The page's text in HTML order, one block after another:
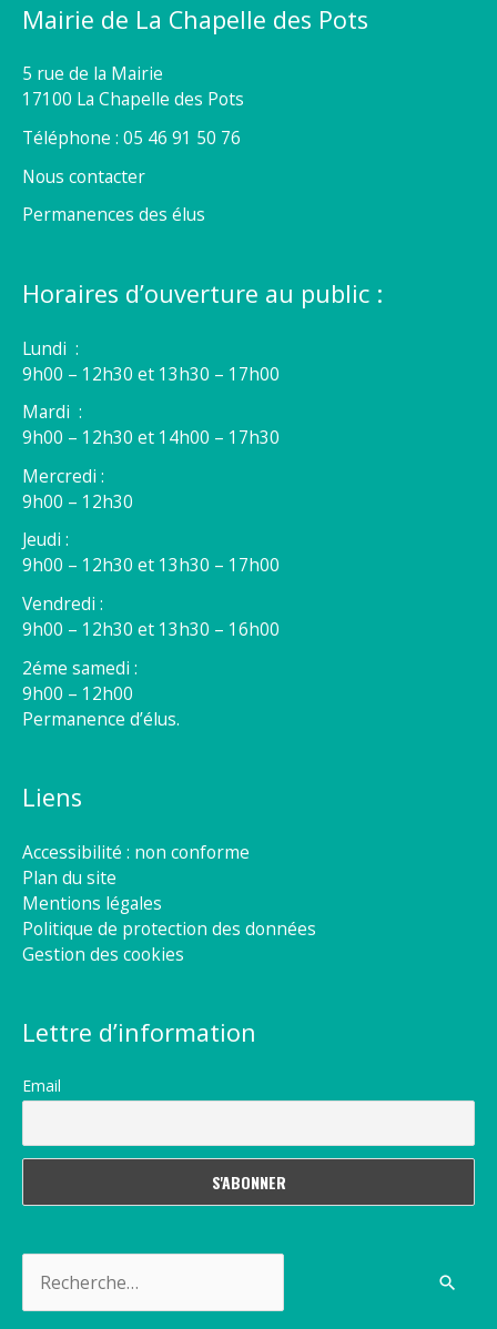
Mairie de La Chapelle des Pots
5 rue de la Mairie
17100 La Chapelle des Pots
Téléphone : 05 46 91 50 76
Nous contacter
Permanences des élus
Horaires d’ouverture au public :
Lundi :
9h00 – 12h30 et 13h30 – 17h00
Mardi :
9h00 – 12h30 et 14h00 – 17h30
Mercredi :
9h00 – 12h30
Jeudi :
9h00 – 12h30 et 13h30 – 17h00
Vendredi :
9h00 – 12h30 et 13h30 – 16h00
2éme samedi :
9h00 – 12h00
Permanence d’élus.
Liens
Accessibilité : non conforme
Plan du site
Mentions légales
Politique de protection des données
Gestion des cookies
Lettre d’information
Email